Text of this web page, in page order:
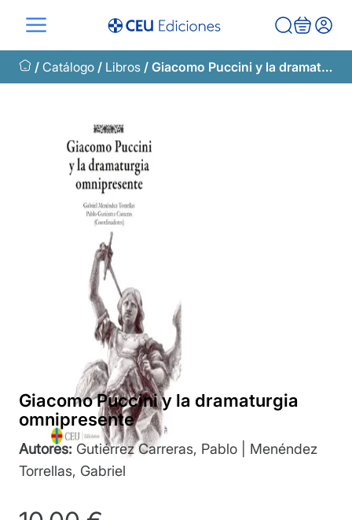
contenido
/ Catálogo / Libros / Giacomo Puccini y la dramaturgia omnipresente
Giacomo Puccini y la dramaturgia
omnipresente
Autores: Gutiérrez Carreras, Pablo | Menéndez
Torrellas, Gabriel